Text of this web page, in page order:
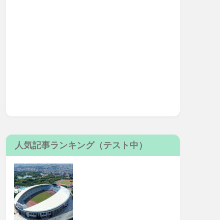
人気記事ランキング（テスト中）